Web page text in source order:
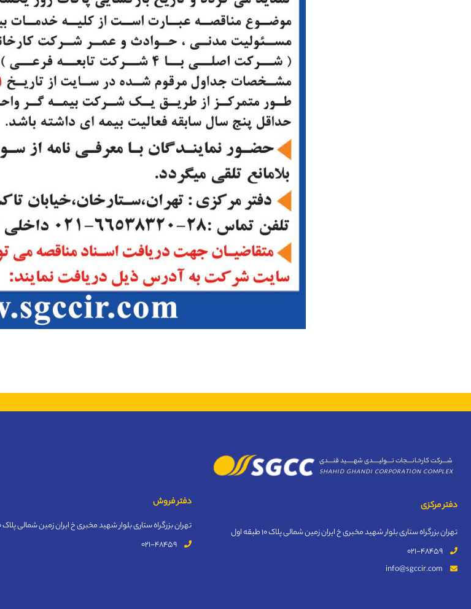
شــــرکت کارخـانــــجات تــــولیـــــدی شهــــــید قنــــدی
SHAHID GHANDI CORPORATION COMPLEX
دفتر مرکزی
تهران بزرگراه ستاری بلوار شهید مخبری خ ایران زمین شمالی پلاک 10 طبقه اول
دفتر فروش
تهران بزرگراه ستاری بلوار شهید مخبری خ ایران زمین شمالی پلاک 10 طبقه اول
021-48459